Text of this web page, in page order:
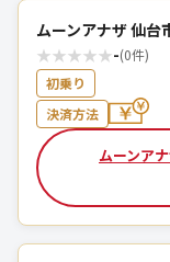
ムーンアナザ 仙台
★★★★★-(0件)
初乗り
決済方法
ムーンア